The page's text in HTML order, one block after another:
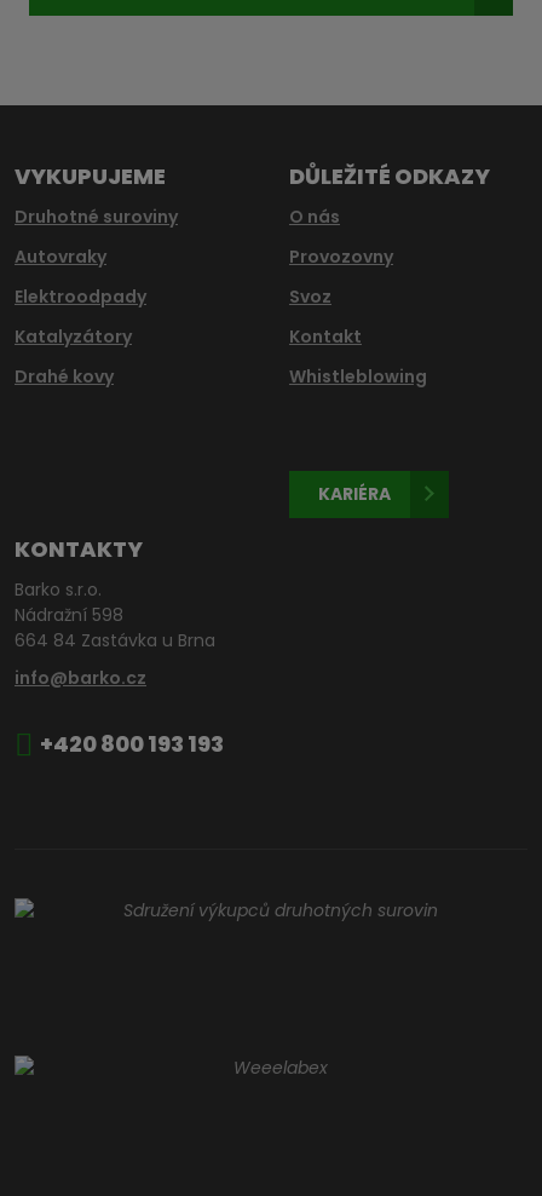
nepodařilo
VYKUPUJEME
Druhotné suroviny
Autovraky
Elektroodpady
Katalyzátory
Drahé kovy
DŮLEŽITÉ ODKAZY
O nás
Provozovny
Svoz
Kontakt
Whistleblowing
KARIÉRA
KONTAKTY
Barko s.r.o.
Nádražní 598
664 84 Zastávka u Brna
info@barko.cz
+420 800 193 193